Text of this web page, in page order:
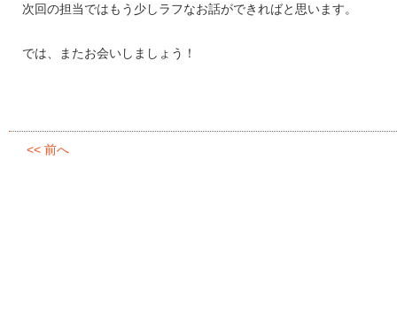
次回の担当ではもう少しラフなお話ができればと思います。
では、またお会いしましょう！
<< 前へ